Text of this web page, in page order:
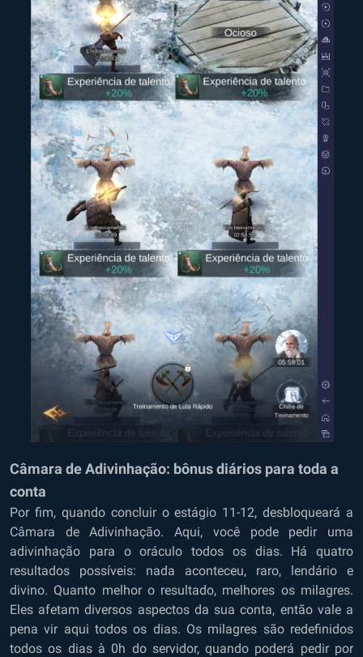
Câmara de Adivinhação: bônus diários para toda a
conta
Por fim, quando concluir o estágio 11-12, desbloqueará a
Câmara de Adivinhação. Aqui, você pode pedir uma
adivinhação para o oráculo todos os dias. Há quatro
resultados possíveis: nada aconteceu, raro, lendário e
divino. Quanto melhor o resultado, melhores os milagres.
Eles afetam diversos aspectos da sua conta, então vale a
pena vir aqui todos os dias. Os milagres são redefinidos
todos os dias à 0h do servidor, quando poderá pedir por